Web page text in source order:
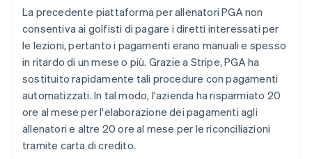
La precedente piattaforma per allenatori PGA non
consentiva ai golfisti di pagare i diretti interessati per
le lezioni, pertanto i pagamenti erano manuali e spesso
in ritardo di un mese o più. Grazie a Stripe, PGA ha
sostituito rapidamente tali procedure con pagamenti
automatizzati. In tal modo, l'azienda ha risparmiato 20
ore al mese per l'elaborazione dei pagamenti agli
allenatori e altre 20 ore al mese per le riconciliazioni
tramite carta di credito.